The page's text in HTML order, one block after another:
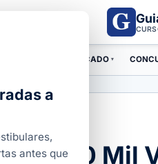
COM CERTIFICADO ▾
10 Mil
a
antes que